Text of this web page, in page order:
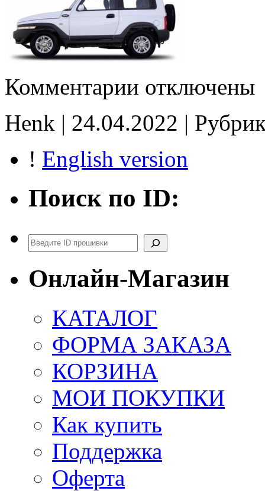
Комментарии записи
E2
отключены
Henk | 24.04.2022 |
! English version
Поиск по ID:
Поиск
Онлайн-Магазин
КАТАЛОГ
ФОРМА ЗАКАЗА
КОРЗИНА
МОИ ПОКУПКИ
Как купить
Поддержка
Оферта